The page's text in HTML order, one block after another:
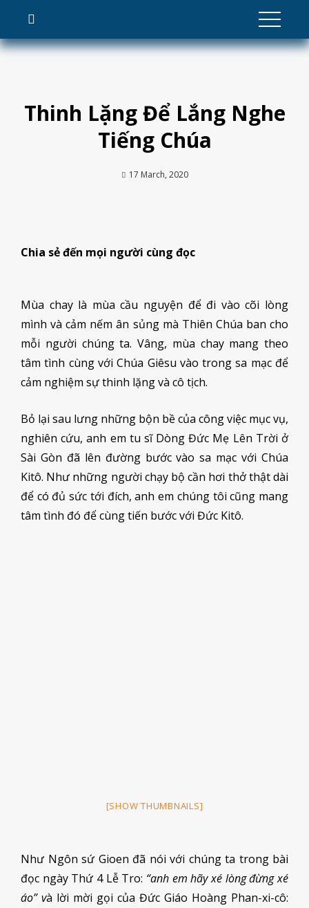
Skip
Thinh Lặng Để Lắng Nghe
Tiếng Chúa
17 March, 2020
Chia sẻ đến mọi người cùng đọc
Mùa chay là mùa cầu nguyện để đi vào cõi lòng
mình và cảm nếm ân sủng mà Thiên Chúa ban cho
mỗi người chúng ta. Vâng, mùa chay mang theo
tâm tình cùng với Chúa Giêsu vào trong sa mạc để
cảm nghiệm sự thinh lặng và cô tịch.
Bỏ lại sau lưng những bộn bề của công việc mục vụ,
nghiên cứu, anh em tu sĩ Dòng Đức Mẹ Lên Trời ở
Sài Gòn đã lên đường bước vào sa mạc với Chúa
Kitô. Như những người chạy bộ cần hơi thở thật dài
để có đủ sức tới đích, anh em chúng tôi cũng mang
tâm tình đó để cùng tiến bước với Đức Kitô.
[SHOW THUMBNAILS]
Như Ngôn sứ Gioen đã nói với chúng ta trong bài
đọc ngày Thứ 4 Lễ Tro: “anh em hãy xé lòng đừng xé
áo”và lời mời gọi của Đức Giáo Hoàng Phan-xi-cô: